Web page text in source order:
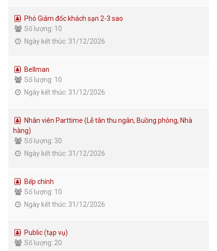
Phó Giám đốc khách sạn 2-3 sao
Số lượng: 10
Ngày kết thúc: 31/12/2026
Bellman
Số lượng: 10
Ngày kết thúc: 31/12/2026
Nhân viên Parttime (Lễ tân thu ngân, Buồng phòng, Nhà
hàng)
Số lượng: 30
Ngày kết thúc: 31/12/2026
Bếp chính
Số lượng: 10
Ngày kết thúc: 31/12/2026
Public (tạp vụ)
Số lượng: 20